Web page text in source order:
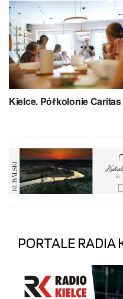
Kielce. Półkolonie Caritas
PORTALE RADIA